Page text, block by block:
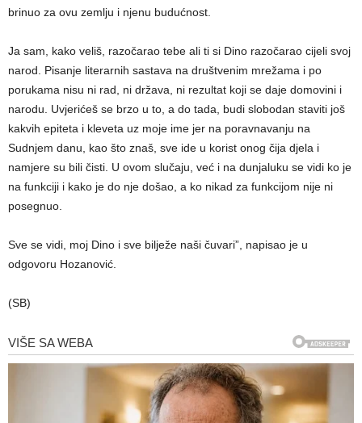
brinuo za ovu zemlju i njenu budućnost.
Ja sam, kako veliš, razočarao tebe ali ti si Dino razočarao cijeli svoj
narod. Pisanje literarnih sastava na društvenim mrežama i po
porukama nisu ni rad, ni država, ni rezultat koji se daje domovini i
narodu. Uvjerićeš se brzo u to, a do tada, budi slobodan staviti još
kakvih epiteta i kleveta uz moje ime jer na poravnavanju na
Sudnjem danu, kao što znaš, sve ide u korist onog čija djela i
namjere su bili čisti. U ovom slučaju, već i na dunjaluku se vidi ko je
na funkciji i kako je do nje došao, a ko nikad za funkcijom nije ni
posegnuo.
Sve se vidi, moj Dino i sve bilježe naši čuvari”, napisao je u
odgovoru Hozanović.
(SB)